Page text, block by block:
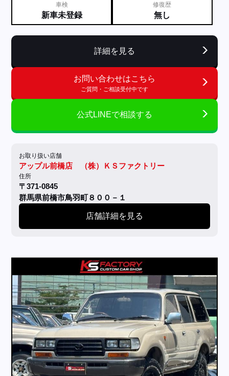
車検
新車未登録
修復歴
無し
詳細を見る
お問い合わせはこちら
ご質問・ご相談受付中です
公式LINEで相談する
お取り扱い店舗
アップル前橋店 （株）ＫＳファクトリー
住所
〒371-0845
群馬県前橋市鳥羽町８００－１
店舗詳細を見る